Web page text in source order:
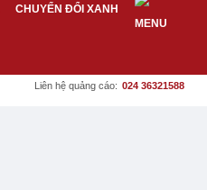
CHUYỂN ĐỔI XANH
Liên hệ quảng cáo: 024 36321588